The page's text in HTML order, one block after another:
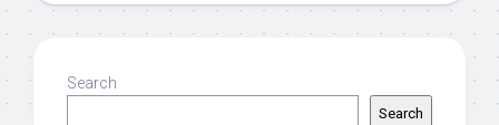
Search
Search